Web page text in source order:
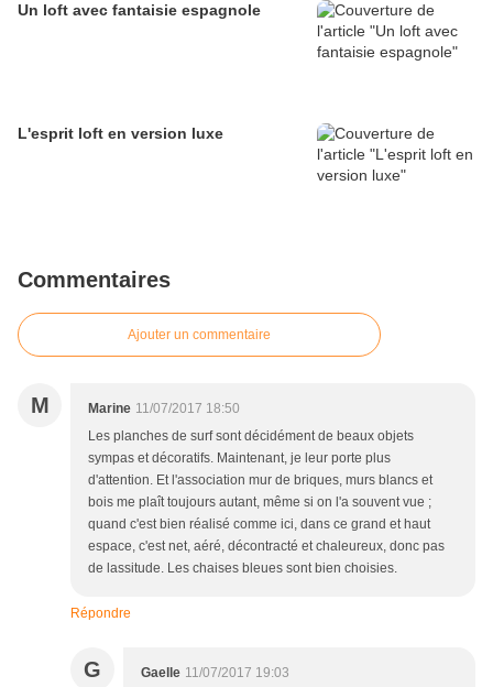
Un loft avec fantaisie espagnole
L'esprit loft en version luxe
Commentaires
Ajouter un commentaire
M Marine 11/07/2017 18:50
Les planches de surf sont décidément de beaux objets
sympas et décoratifs. Maintenant, je leur porte plus
d'attention. Et l'association mur de briques, murs blancs et
bois me plaît toujours autant, même si on l'a souvent vue ;
quand c'est bien réalisé comme ici, dans ce grand et haut
espace, c'est net, aéré, décontracté et chaleureux, donc pas
de lassitude. Les chaises bleues sont bien choisies.
Répondre
G Gaelle 11/07/2017 19:03